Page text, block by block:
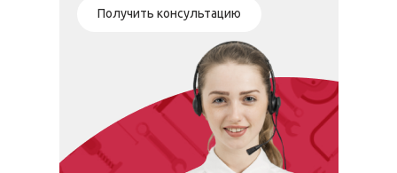
Получить консультацию